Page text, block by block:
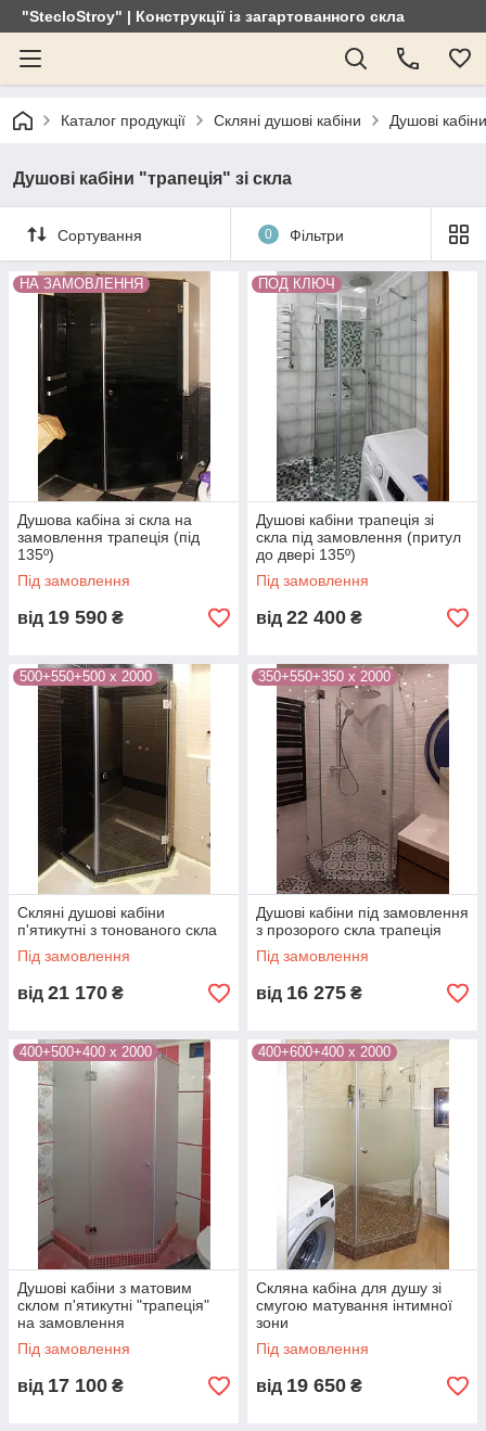
"StecloStroy" | Конструкції із загартованного скла
Каталог продукції Скляні душові кабіни Душові
Душові кабіни "трапеція" зі скла
Сортування 0 Фільтри
НА ЗАМОВЛЕННЯ
Душова кабіна зі скла на
замовлення трапеція (під
135º)
Під замовлення
від 19 590 ₴
ПОД КЛЮЧ
Душові кабіни трапеція зі
скла під замовлення (притул
до двері 135º)
Під замовлення
від 22 400 ₴
500+550+500 х 2000
Скляні душові кабіни
п'ятикутні з тонованого скла
Під замовлення
від 21 170 ₴
350+550+350 х 2000
Душові кабіни під замовлення
з прозорого скла трапеція
Під замовлення
від 16 275 ₴
400+500+400 х 2000
Душові кабіни з матовим
склом п'ятикутні "трапеція"
на замовлення
Під замовлення
від 17 100 ₴
400+600+400 х 2000
Скляна кабіна для душу зі
смугою матування інтимної
зони
Під замовлення
від 19 650 ₴